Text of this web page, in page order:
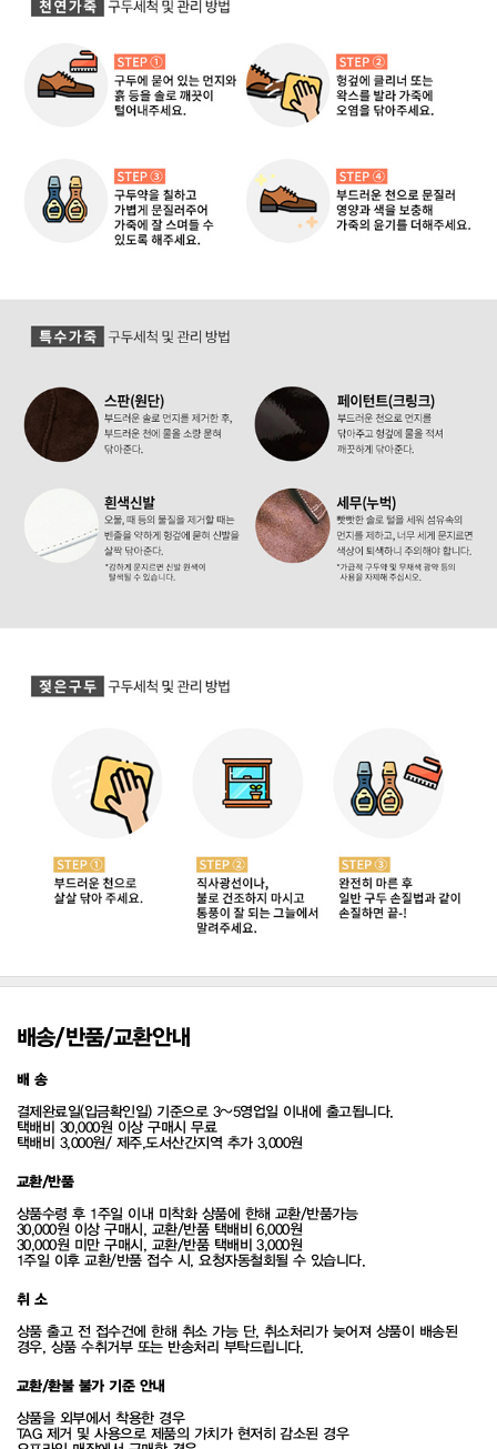
배송/반품/교환안내
배 송
결제완료일(입금확인일) 기준으로 3~5영업일 이내에 출고됩니다.
택배비 30,000원 이상 구매시 무료
택배비 3,000원/ 제주,도서산간지역 추가 3,000원
교환/반품
상품수령 후 1주일 이내 미착화 상품에 한해 교환/반품가능
30,000원 이상 구매시, 교환/반품 택배비 6,000원
30,000원 미만 구매시, 교환/반품 택배비 3,000원
1주일 이후 교환/반품 접수 시, 요청자동철회될 수 있습니다.
취 소
상품 출고 전 접수건에 한해 취소 가능 단, 취소처리가 늦어져 상품이 배송된
경우, 상품 수취거부 또는 반송처리 부탁드립니다.
교환/환불 불가 기준 안내
상품을 외부에서 착용한 경우
TAG 제거 및 사용으로 제품의 가치가 현저히 감소된 경우